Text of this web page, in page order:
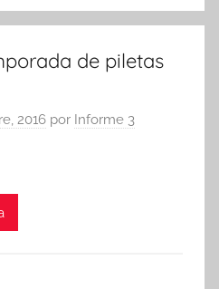
de piletas
2016 por Informe 3